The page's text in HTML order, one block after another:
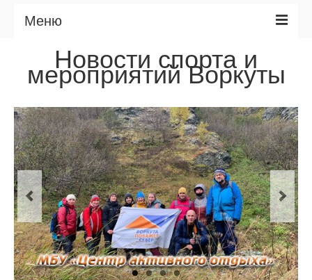
Меню
Главная
Новости
О Воркуте
Экскурсии по Воркуте
Базы отдыха
О центре
Документы
Противодействие коррупции
Новости спорта и
мероприятий Воркуты